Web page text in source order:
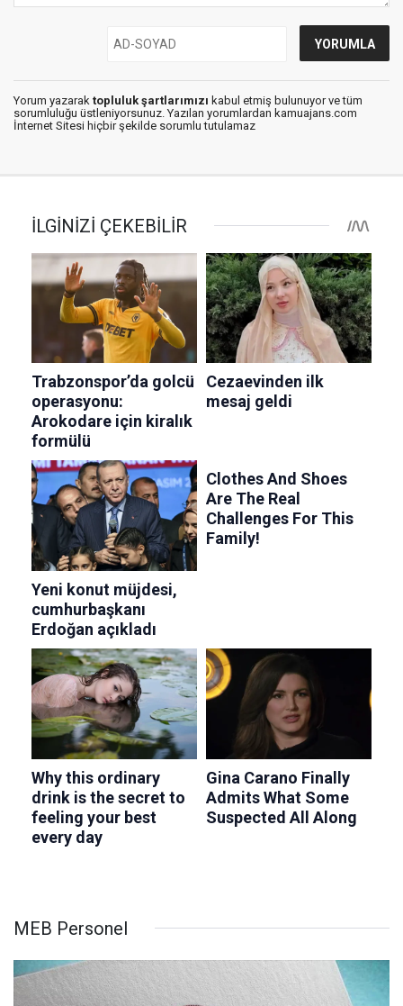
Yorum yazarak topluluk şartlarımızı kabul etmiş bulunuyor ve tüm
sorumluluğu üstleniyorsunuz. Yazılan yorumlardan kamuajans.com
İnternet Sitesi hiçbir şekilde sorumlu tutulamaz
MEB Personel